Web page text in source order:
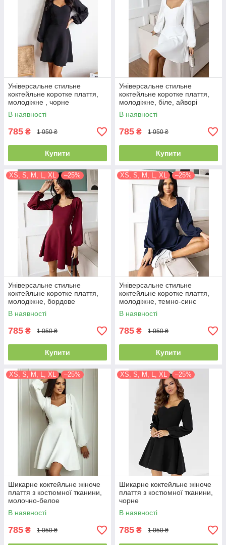
Універсальне стильне
коктейльне коротке плаття,
молодіжне , чорне
В наявності
785 ₴ 1 050 ₴
Купити
Універсальне стильне
коктейльне коротке плаття,
молодіжне, біле, айворі
В наявності
785 ₴ 1 050 ₴
Купити
XS, S, M, L, XL –25%
Універсальне стильне
коктейльне коротке плаття,
молодіжне, бордове
В наявності
785 ₴ 1 050 ₴
Купити
XS, S, M, L, XL –25%
Універсальне стильне
коктейльне коротке плаття,
молодіжне, темно-синє
В наявності
785 ₴ 1 050 ₴
Купити
XS, S, M, L, XL –25%
Шикарне коктейльне жіноче
плаття з костюмної тканини,
молочно-белое
В наявності
785 ₴ 1 050 ₴
XS, S, M, L, XL –25%
Шикарне коктейльне жіноче
плаття з костюмної тканини,
чорне
В наявності
785 ₴ 1 050 ₴